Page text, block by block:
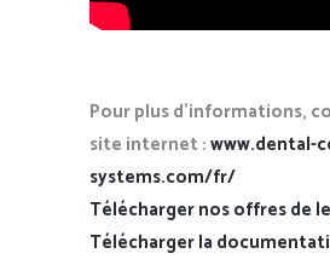
Pour plus d’informations,
site internet :www.dental-
systems.com/fr/
Télécharger nos offres de
Télécharger la